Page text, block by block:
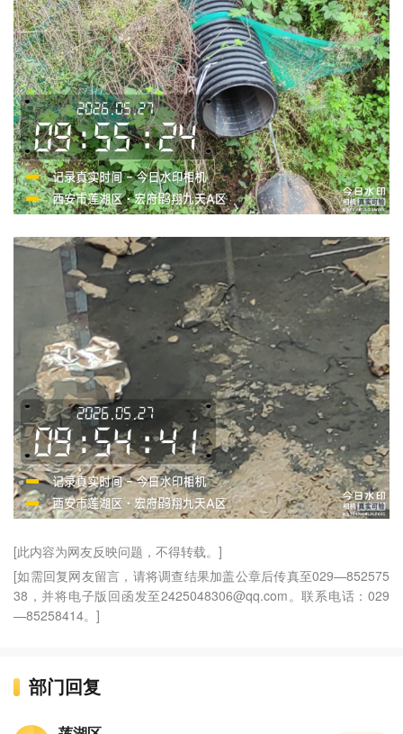
[此内容为网友反映问题，不得转载。]
[如需回复网友留言，请将调查结果加盖公章后传真至029—852575
38，并将电子版回函发至2425048306@qq.com。联系电话：029
—85258414。]
部门回复